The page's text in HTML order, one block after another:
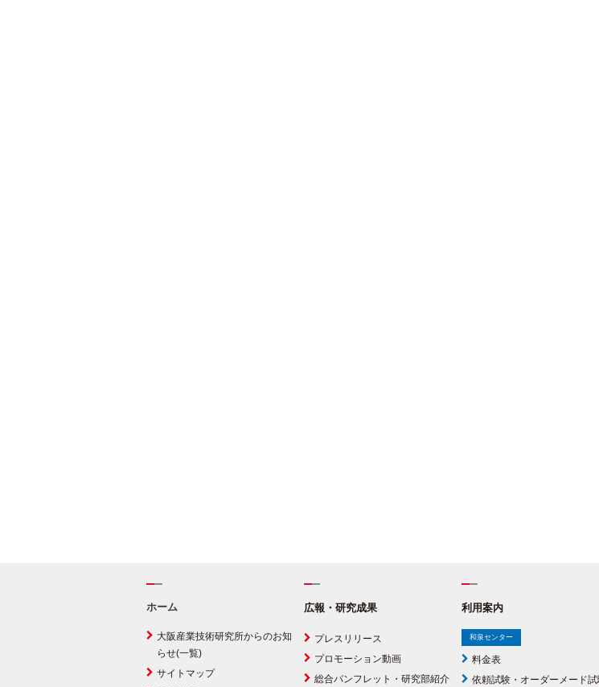
ホーム
大阪産業技術研究所からのお知
らせ(一覧)
サイトマップ
広報・研究成果
プレスリリース
プロモーション動画
総合パンフレット・研究部紹介
利用案内
和泉センター
料金表
依頼試験・オーダーメード